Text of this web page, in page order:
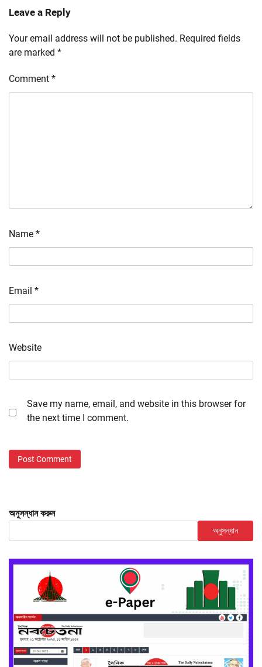
Leave a Reply
Your email address will not be published. Required fields
are marked *
Comment *
Name *
Email *
Website
Save my name, email, and website in this browser for
the next time I comment.
অনুসন্ধান করুন
অনুসন্ধান